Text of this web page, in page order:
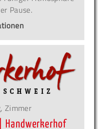
Pause.
Zimmer
Handwerkerhof